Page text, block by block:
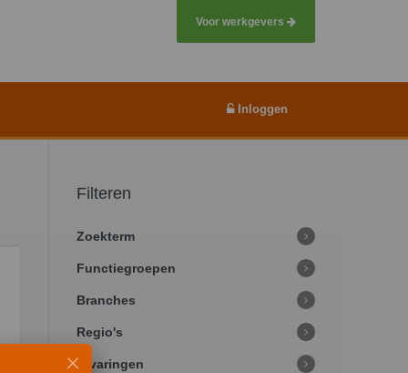
Voor werkgevers
Inloggen
Filteren
Zoekterm
Functiegroepen
Branches
Regio's
Ervaringen